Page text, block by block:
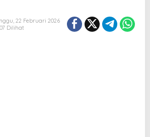
22 Februari 2026
Dilihat